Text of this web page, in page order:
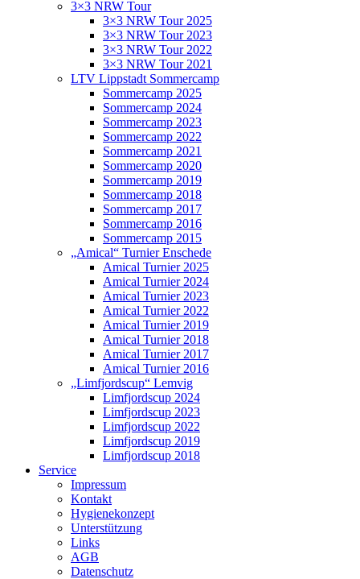
3×3 NRW Tour
3×3 NRW Tour 2025
3×3 NRW Tour 2023
3×3 NRW Tour 2022
3×3 NRW Tour 2021
LTV Lippstadt Sommercamp
Sommercamp 2025
Sommercamp 2024
Sommercamp 2023
Sommercamp 2022
Sommercamp 2021
Sommercamp 2020
Sommercamp 2019
Sommercamp 2018
Sommercamp 2017
Sommercamp 2016
Sommercamp 2015
„Amical“ Turnier Enschede
Amical Turnier 2025
Amical Turnier 2024
Amical Turnier 2023
Amical Turnier 2022
Amical Turnier 2019
Amical Turnier 2018
Amical Turnier 2017
Amical Turnier 2016
„Limfjordscup“ Lemvig
Limfjordscup 2024
Limfjordscup 2023
Limfjordscup 2022
Limfjordscup 2019
Limfjordscup 2018
Service
Impressum
Kontakt
Hygienekonzept
Unterstützung
Links
AGB
Datenschutz